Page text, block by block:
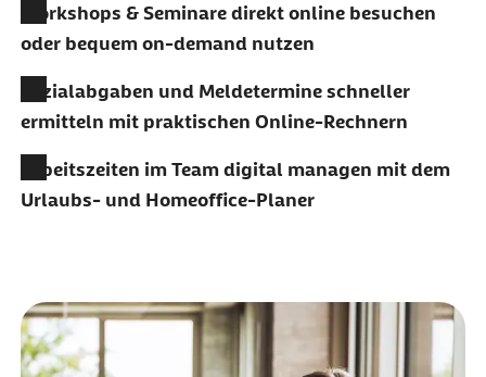
Workshops & Seminare direkt online besuchen
oder bequem on-demandnutzen
Sozialabgaben und Meldetermine schneller
ermitteln mit praktischen Online-Rechnern
Arbeitszeiten im Team digital managen mit dem
Urlaubs- und Homeoffice-Planer